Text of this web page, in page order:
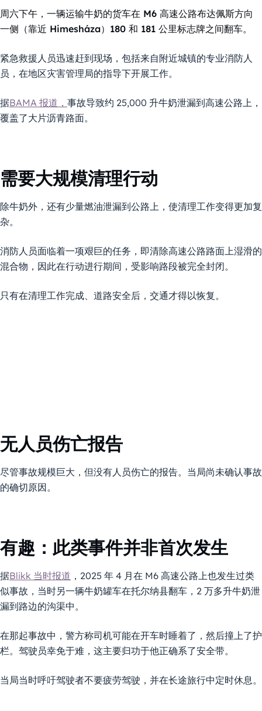
周六下午，一辆运输牛奶的货车在 M6 高速公路布达佩斯方向
一侧（靠近 Himesháza）180 和 181 公里标志牌之间翻车。
紧急救援人员迅速赶到现场，包括来自附近城镇的专业消防人
员，在地区灾害管理局的指导下开展工作。
据BAMA 报道， 事故导致约 25,000 升牛奶泄漏到高速公路上，
覆盖了大片沥青路面。
需要大规模清理行动
除牛奶外，还有少量燃油泄漏到公路上，使清理工作变得更加复
杂。
消防人员面临着一项艰巨的任务，即清除高速公路路面上湿滑的
混合物，因此在行动进行期间，受影响路段被完全封闭。
只有在清理工作完成、道路安全后，交通才得以恢复。
无人员伤亡报告
尽管事故规模巨大，但没有人员伤亡的报告。当局尚未确认事故
的确切原因。
有趣：此类事件并非首次发生
据Blikk 当时报道 ，2025 年 4 月在 M6 高速公路上也发生过类
似事故，当时另一辆牛奶罐车在托尔纳县翻车，2 万多升牛奶泄
漏到路边的沟渠中。
在那起事故中，警方称司机可能在开车时睡着了，然后撞上了护
栏。驾驶员幸免于难，这主要归功于他正确系了安全带。
当局当时呼吁驾驶者不要疲劳驾驶，并在长途旅行中定时休息。